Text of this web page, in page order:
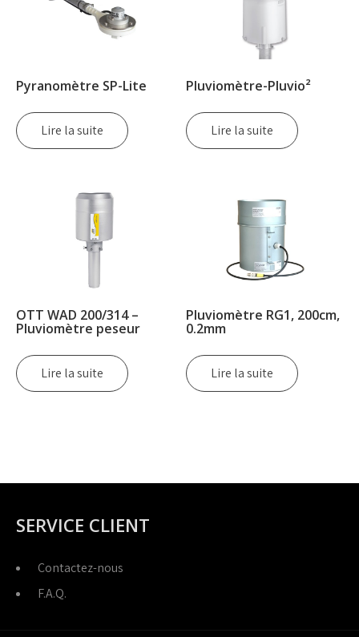
Pyranomètre SP-Lite
Lire la suite
Pluviomètre-Pluvio²
Lire la suite
OTT WAD 200/314 –
Pluviomètre peseur
Lire la suite
Pluviomètre RG1, 200cm,
0.2mm
Lire la suite
SERVICE CLIENT
Contactez-nous
F.A.Q.